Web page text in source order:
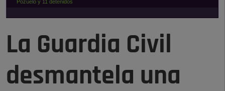
Pozuelo y 11 detenidos
La Guardia Civil
desmantela una